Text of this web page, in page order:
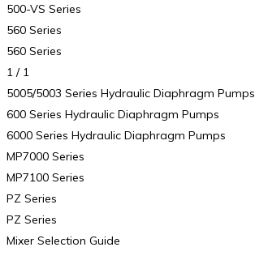
500-VS Series
560 Series
560 Series
1 / 1
5005/5003 Series Hydraulic Diaphragm Pumps
600 Series Hydraulic Diaphragm Pumps
6000 Series Hydraulic Diaphragm Pumps
MP7000 Series
MP7100 Series
PZ Series
PZ Series
Mixer Selection Guide